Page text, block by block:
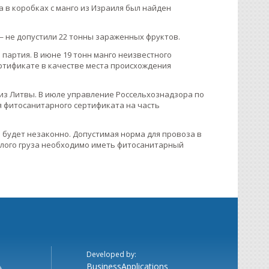
коробках с манго из Израиля был найден
допустили 22 тонны зараженных фруктов.
В июне 19 тонн манго неизвестного
в качестве места происхождения
Литвы. В июле управление Россельхознадзора по
фитосанитарного сертификата на часть
незаконно. Допустимая норма для провоза в
груза необходимо иметь фитосанитарный
Developed by:
BusinessApplications